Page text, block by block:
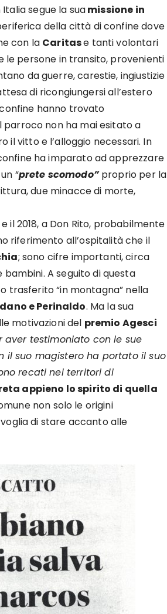
segue la suamissione in
della città di confine dove
con la Caritase tanti volontari
le persone in transito, provenienti
da guerre, carestie, ingiustizie
di ricongiungersi all’estero
hanno trovato
parroco non ha mai esitato a
il vitto e l’alloggio necessari. In
ha imparato ad apprezzare
“prete scomodo”proprio per la
due minacce di morte,
2018, a Don Rito, probabilmente
riferimento all’ospitalità che il
; sono cifre importanti, circa
A seguito di questa
trasferito “in montagna” nella
e Perinaldo. Ma la sua
motivazioni del premio Agesci
aver testimoniato con le sue
il suo magistero ha portato il suo
recati nei territori di
appieno lo spirito di quella
non solo le origini
di stare accanto alle